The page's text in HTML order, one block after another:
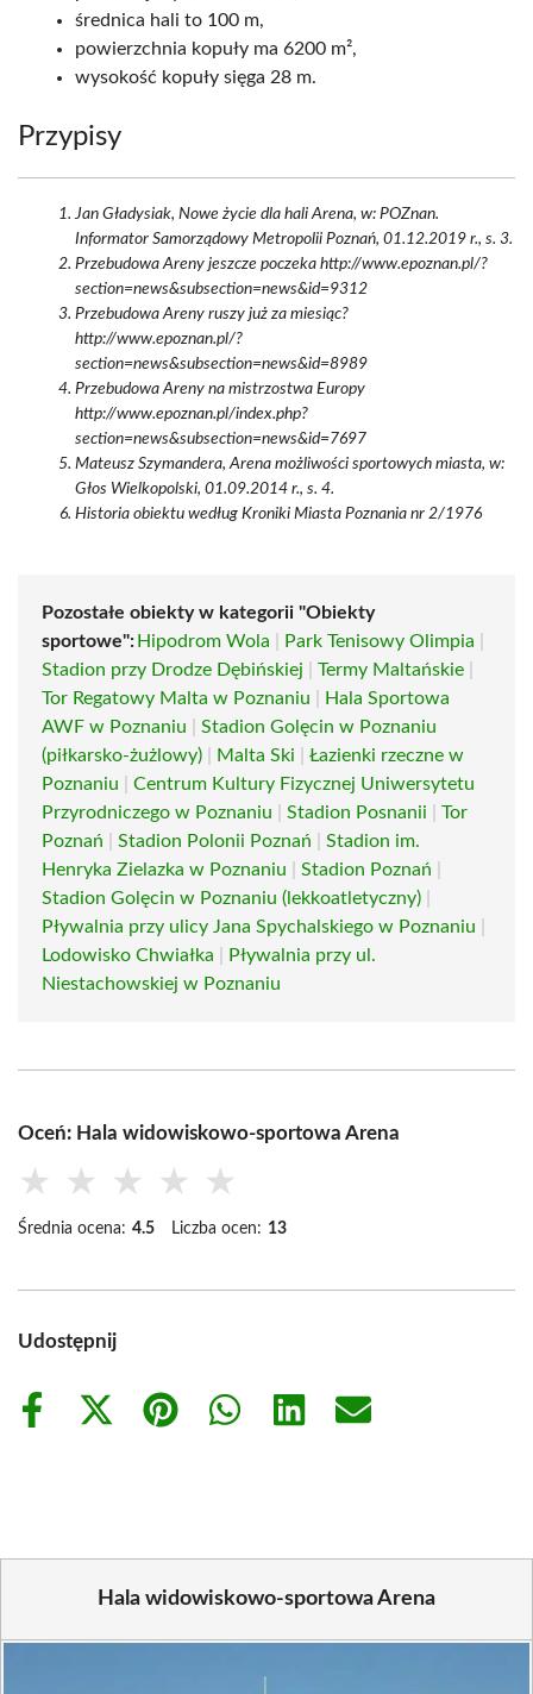
średnica hali to 100 m,
powierzchnia kopuły ma 6200 m²,
wysokość kopuły sięga 28 m.
Przypisy
Jan Gładysiak, Nowe życie dla hali Arena, w: POZnan.
Informator Samorządowy Metropolii Poznań, 01.12.2019 r., s. 3.
Przebudowa Areny jeszcze poczeka http://www.epoznan.pl/?
section=news&subsection=news&id=9312
Przebudowa Areny ruszy już za miesiąc?
http://www.epoznan.pl/?
section=news&subsection=news&id=8989
Przebudowa Areny na mistrzostwa Europy
http://www.epoznan.pl/index.php?
section=news&subsection=news&id=7697
Mateusz Szymandera, Arena możliwości sportowych miasta, w:
Głos Wielkopolski, 01.09.2014 r., s. 4.
Historia obiektu według Kroniki Miasta Poznania nr 2/1976
Pozostałe obiekty w kategorii "Obiekty
sportowe": Hipodrom Wola Park Tenisowy Olimpia
Stadion przy Drodze Dębińskiej
Termy Maltańskie
Tor Regatowy Malta w Poznaniu
Hala Sportowa
AWF w Poznaniu
Stadion Golęcin w Poznaniu
(piłkarsko-żużlowy)
Malta Ski
Łazienki rzeczne w
Poznaniu
Centrum Kultury Fizycznej Uniwersytetu
Przyrodniczego w Poznaniu
Stadion Posnanii
Tor
Poznań
Stadion Polonii Poznań
Stadion im.
Henryka Zielazka w Poznaniu
Stadion Poznań
Stadion Golęcin w Poznaniu (lekkoatletyczny)
Pływalnia przy ulicy Jana Spychalskiego w Poznaniu
Lodowisko Chwiałka
Pływalnia przy ul.
Niestachowskiej w Poznaniu
Oceń: Hala widowiskowo-sportowa Arena
★ ★ ★ ★ ★
Średnia ocena: 4.5 Liczba ocen: 13
Udostępnij
Share
Share
Share
Share
Share
Share
Hala widowiskowo-sportowa Arena